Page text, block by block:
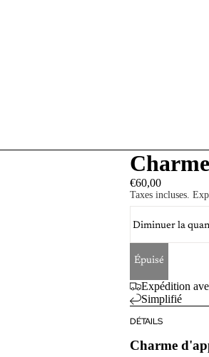
€60,00
Taxes incluses.
Diminuer la
Épuisé
Expédition
Simplifié
DÉTAILS
Charme